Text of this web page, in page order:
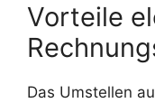
Vorteile
Das Umstellen